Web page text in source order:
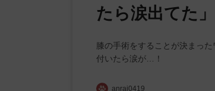
たら涙出てた
膝の手術をすることが決まっ
付いたら涙が…！
anrai0419